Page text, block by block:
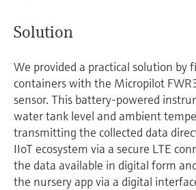
Solution
We provided a practical solution by
containers with the Micropilot
sensor. This battery-powered
water tank level and ambient
transmitting the collected data
IIoT ecosystem via a secure LTE
the data available in digital form
the nursery app via a digital